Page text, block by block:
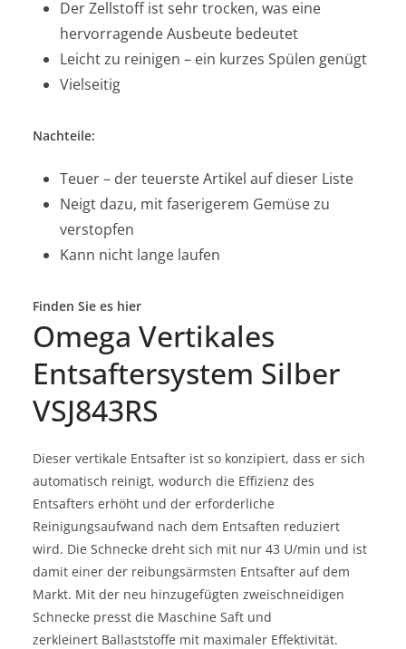
Der Zellstoff ist sehr trocken, was eine
hervorragende Ausbeute bedeutet
Leicht zu reinigen – ein kurzes Spülen genügt
Vielseitig
Nachteile:
Teuer – der teuerste Artikel auf dieser Liste
Neigt dazu, mit faserigerem Gemüse zu
verstopfen
Kann nicht lange laufen
Finden Sie es hier
Omega Vertikales
Entsaftersystem Silber
VSJ843RS
Dieser vertikale Entsafter ist so konzipiert, dass er sich
automatisch reinigt, wodurch die Effizienz des
Entsafters erhöht und der erforderliche
Reinigungsaufwand nach dem Entsaften reduziert
wird. Die Schnecke dreht sich mit nur 43 U/min und ist
damit einer der reibungsärmsten Entsafter auf dem
Markt. Mit der neu hinzugefügten zweischneidigen
Schnecke presst die Maschine Saft und
zerkleinert Ballaststoffe mit maximaler Effektivität.